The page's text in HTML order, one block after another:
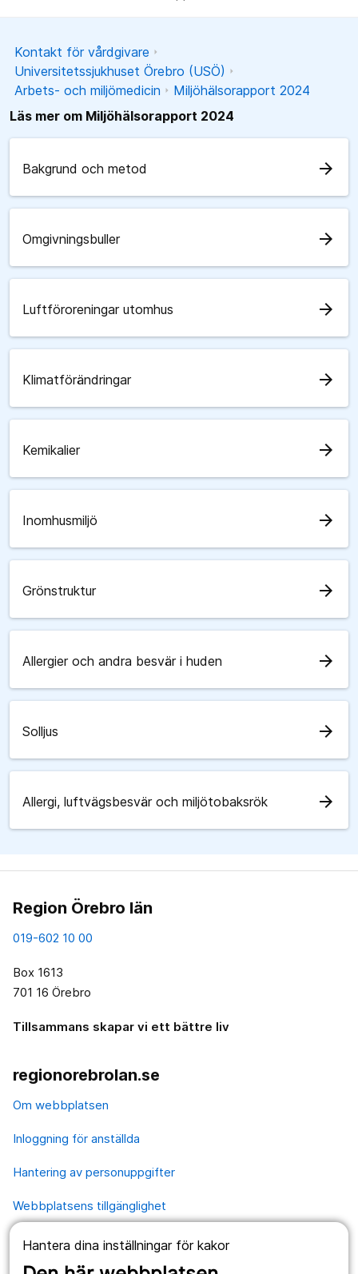
Hantera dina inställningar för kakor
Kontakt för vårdgivare
Universitetssjukhuset Örebro (USÖ)
Arbets- och miljömedicin
Miljöhälsorapport 2024
Läs mer om Miljöhälsorapport 2024
Bakgrund och metod arrow_forward
Omgivningsbuller arrow_forward
Luftföroreningar utomhus arrow_forward
Klimatförändringar arrow_forward
Kemikalier arrow_forward
Inomhusmiljö arrow_forward
Grönstruktur arrow_forward
Allergier och andra besvär i huden arrow_forward
Solljus arrow_forward
Allergi, luftvägsbesvär och miljötobaksrök arrow_forward
Region Örebro län
019-602 10 00
Box 1613
701 16 Örebro
Tillsammans skapar vi ett bättre liv
regionorebrolan.se
Om webbplatsen
Inloggning för anställda
Hantering av personuppgifter
Webbplatsens tillgänglighet
Våra webbplatser